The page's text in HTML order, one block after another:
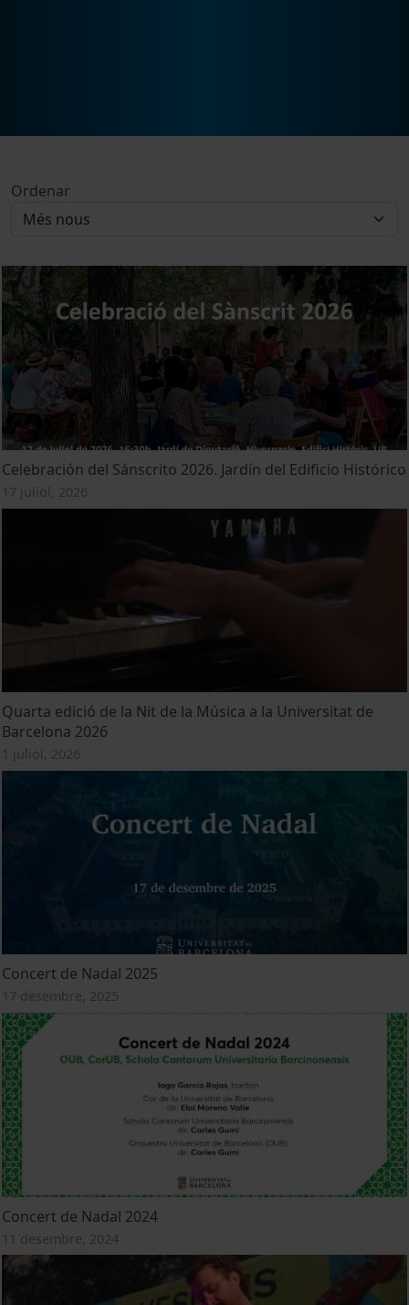
Ordenar
Celebración del Sánscrito 2026. Jardín del Edificio Histórico
17 juliol, 2026
Quarta edició de la Nit de la Música a la Universitat de
Barcelona 2026
1 juliol, 2026
Concert de Nadal 2025
17 desembre, 2025
Concert de Nadal 2024
11 desembre, 2024